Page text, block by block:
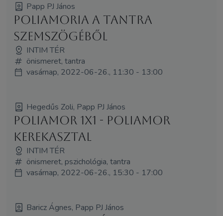
Papp PJ János
Poliamoria a tantra
szemszögéből
INTIM TÉR
önismeret, tantra
vasárnap, 2022-06-26., 11:30 - 13:00
Hegedűs Zoli, Papp PJ János
Poliamor 1x1 - poliamor
kerekasztal
INTIM TÉR
önismeret, pszichológia, tantra
vasárnap, 2022-06-26., 15:30 - 17:00
Baricz Ágnes, Papp PJ János